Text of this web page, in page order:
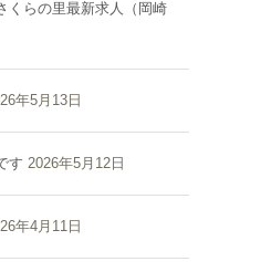
くらの里最新求人（岡崎
年5月13日
す 2026年5月12日
年4月11日